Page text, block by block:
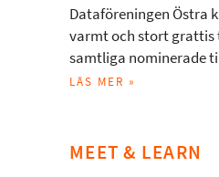
Dataföreningen Östra
varmt och stort grattis
samtliga nominerade
LÄS MER »
MEET & LEARN